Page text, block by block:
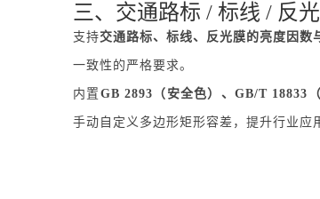
三、交通路标 / 标线 / 反
支持交通路标、标线、反光膜的亮度因数
一致性的严格要求。
内置 GB 2893（安全色）、GB/T 18833
手动自定义多边形矩形容差，提升行业应